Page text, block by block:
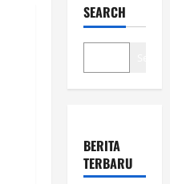
SEARCH
BERITA
TERBARU